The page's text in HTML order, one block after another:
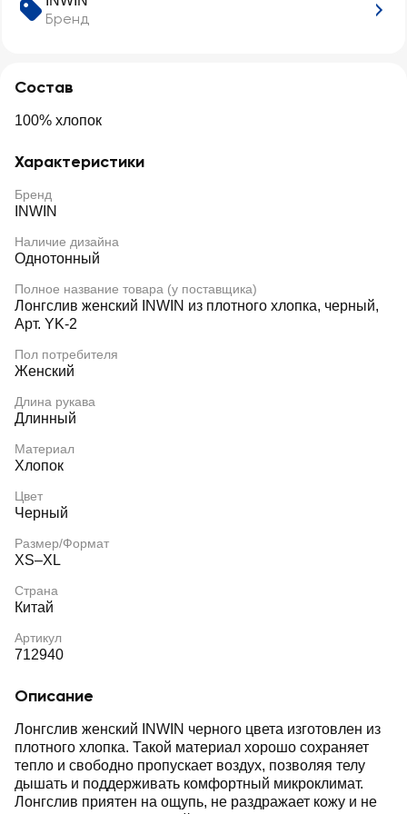
Бренд
Состав
100% хлопок
Характеристики
Бренд
INWIN
Наличие дизайна
Однотонный
Полное название товара (у поставщика)
Лонгслив женский INWIN из плотного хлопка, черный,
Арт. YK-2
Пол потребителя
Женский
Длина рукава
Длинный
Материал
Хлопок
Цвет
Черный
Размер/Формат
XS–XL
Страна
Китай
Артикул
712940
Описание
Лонгслив женский INWIN черного цвета изготовлен из
плотного хлопка. Такой материал хорошо сохраняет
тепло и свободно пропускает воздух, позволяя телу
дышать и поддерживать комфортный микроклимат.
Лонгслив приятен на ощупь, не раздражает кожу и не